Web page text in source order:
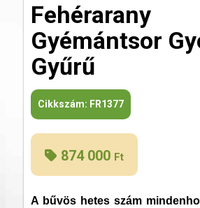
Fehérarany
Gyémántsor
Gyűrű
Cikkszám: FR1377
874 000 Ft
A bűvös hetes szám